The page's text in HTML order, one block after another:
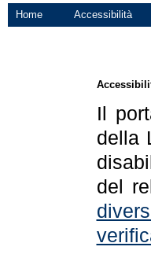
Home Accessibilità
Il
della
del